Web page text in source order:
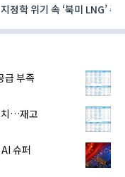
지정학 위기 속 ‘북미 LNG’
급 부족
치…재고
슈퍼